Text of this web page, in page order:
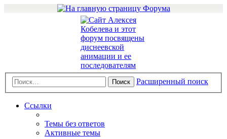
Поиск Расширенный поиск
Ссылки
Темы без ответов
Активные темы